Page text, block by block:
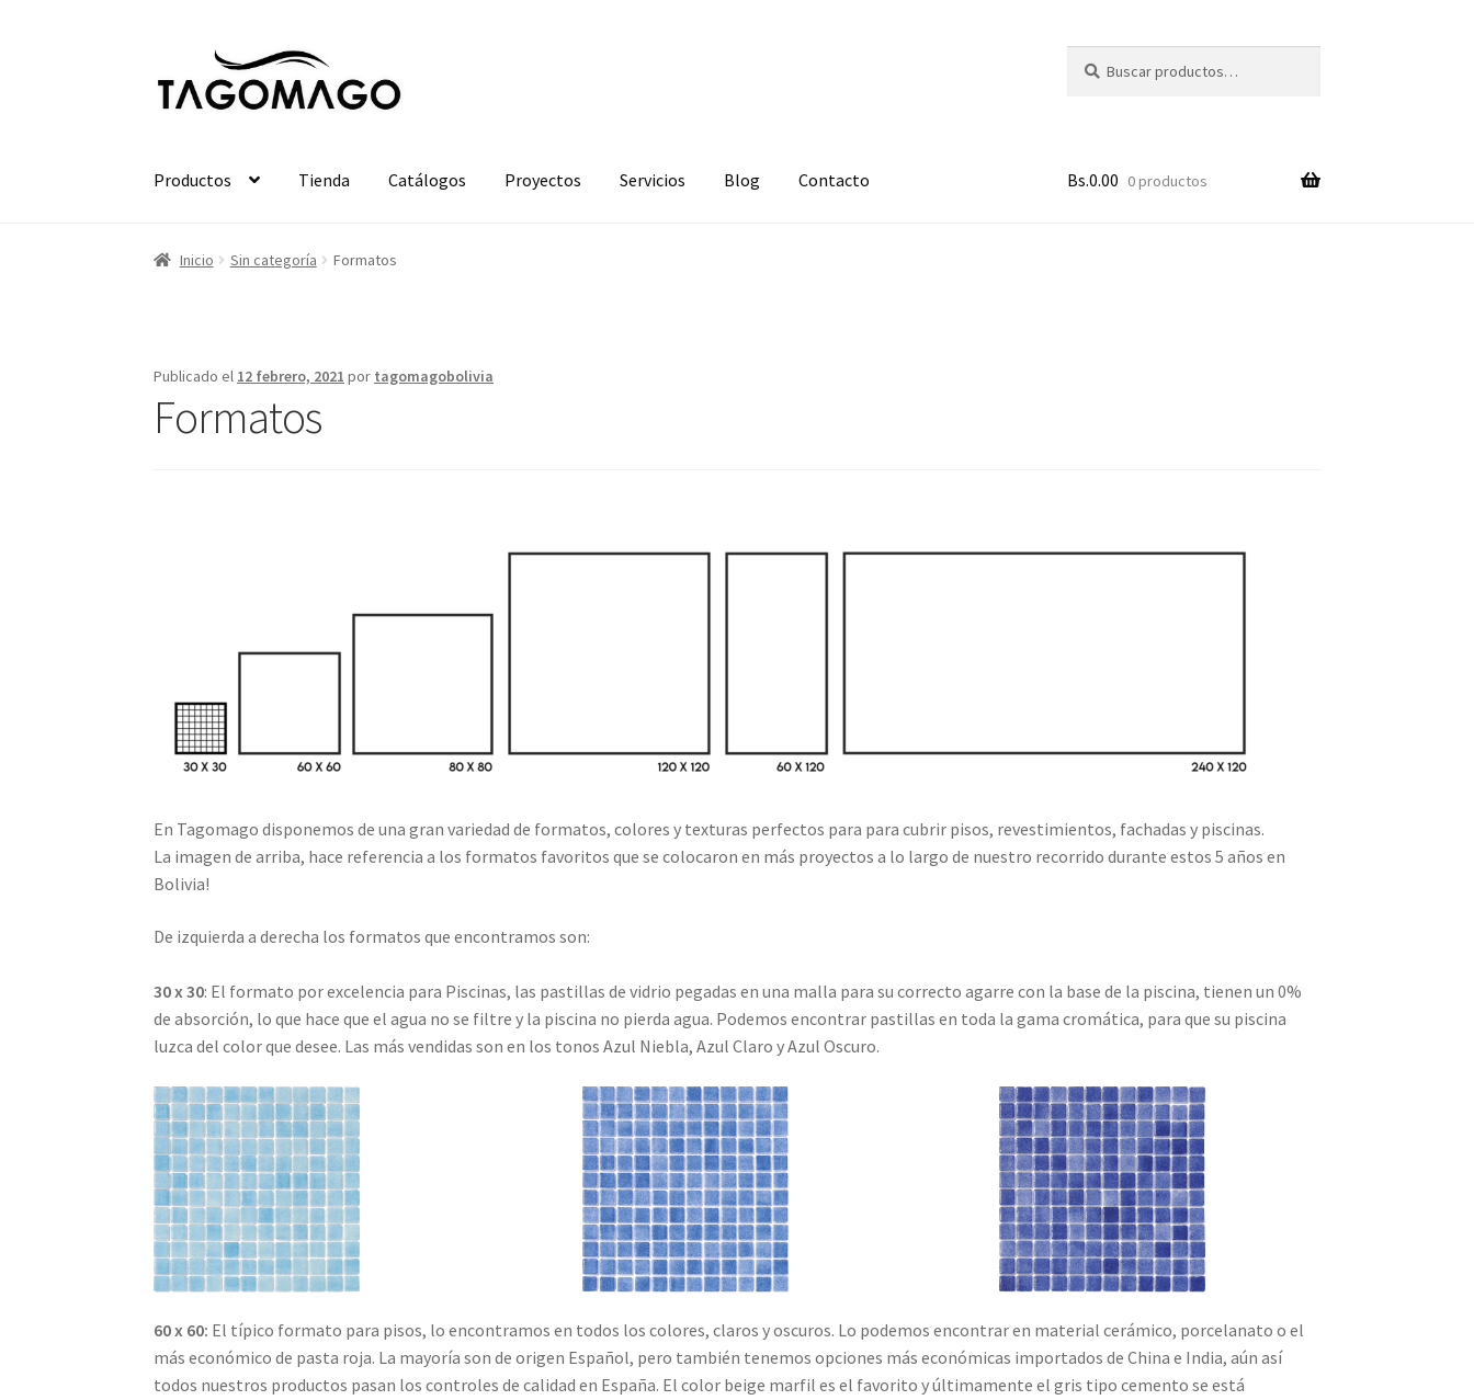
a
la
al
contenido
por:
Productos Tienda Catálogos Proyectos Servicios Blog Contacto Bs.0.00 0 productos
Inicio Sin categoría Formatos
Publicado el 12 febrero, 2021 por tagomagobolivia
Formatos
En Tagomago disponemos de una gran variedad de formatos, colores y texturas perfectos para para cubrir pisos, revestimientos, fachadas y piscinas.
La imagen de arriba, hace referencia a los formatos favoritos que se colocaron en más proyectos a lo largo de nuestro recorrido durante estos 5 años en
Bolivia!
De izquierda a derecha los formatos que encontramos son:
30 x 30: El formato por excelencia para Piscinas, las pastillas de vidrio pegadas en una malla para su correcto agarre con la base de la piscina, tienen un 0%
de absorción, lo que hace que el agua no se filtre y la piscina no pierda agua. Podemos encontrar pastillas en toda la gama cromática, para que su piscina
luzca del color que desee. Las más vendidas son en los tonos Azul Niebla, Azul Claro y Azul Oscuro.
60 x 60: El típico formato para pisos, lo encontramos en todos los colores, claros y oscuros. Lo podemos encontrar en material cerámico, porcelanato o el
más económico de pasta roja. La mayoría son de origen Español, pero también tenemos opciones más económicas importados de China e India, aún así
todos nuestros productos pasan los controles de calidad en España. El color beige marfil es el favorito y últimamente el gris tipo cemento se está